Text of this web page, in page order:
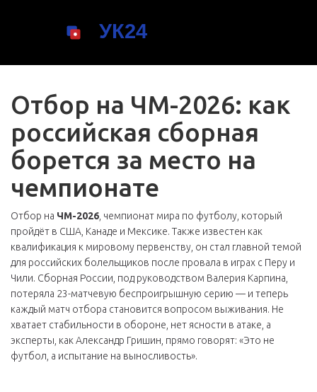
Отбор на ЧМ-2026: как
российская сборная
борется за место на
чемпионате
Отбор на ЧМ-2026 чемпионат мира по футболу, который
пройдёт в США, Канаде и Мексике. Также известен как
квалификация к мировому первенству , он стал главной темой
для российских болельщиков после провала в играх с Перу и
Чили. Сборная России, под руководством Валерия Карпина,
потеряла 23-матчевую беспроигрышную серию — и теперь
каждый матч отбора становится вопросом выживания. Не
хватает стабильности в обороне, нет ясности в атаке, а
эксперты, как Александр Гришин, прямо говорят: «Это не
футбол, а испытание на выносливость».